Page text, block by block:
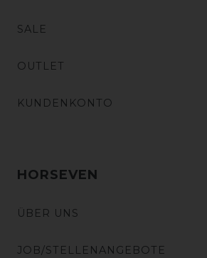
SALE
OUTLET
KUNDENKONTO
HORSEVEN
ÜBER UNS
JOB/STELLENANGEBOTE